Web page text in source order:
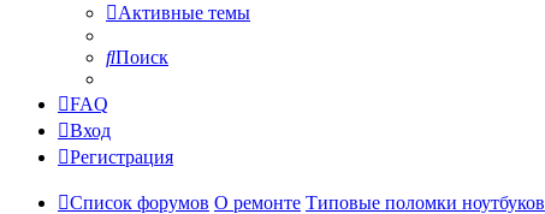
Активные темы
Поиск
FAQ
Вход
Регистрация
Список форумов О ремонте Типовые поломки ноутбуков